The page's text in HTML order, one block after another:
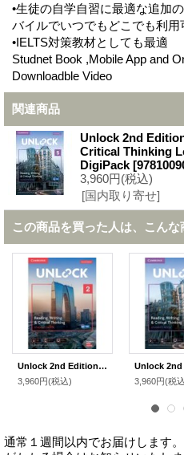
•生徒の自学自習に最適な追加
バイルでいつでもどこでも利用
•IELTS対策教材としても最適
Studnet Book ,Mobile App and
Downloadble Video
関連商品
Unlock 2nd
Critical Thinking
DigiPack [
3,960円(税込)
[国内取り寄せ]
この商品を買った人は、こん
Unlock 2nd Edition Reading Writing & Critical Thinking Level 2 Student Book with Digital Pack
3,960円(税込)
3,960円(税
通常１週間以内でお届けします